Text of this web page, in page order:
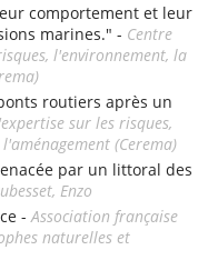
comportement et leur
marines." - Centre
l'environnement, la
routiers après un
sur les risques,
(Cerema)
par un littoral des
Enzo
- Association française
naturelles et